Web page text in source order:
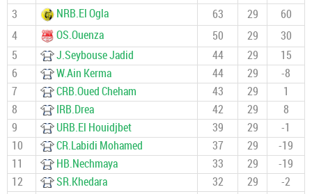
3
NRB.El Ogla 63 29
60
4
OS.Ouenza 50 29
30
5
J.Seybouse Jadid 44 29
15
6
W.Ain Kerma 44 29
-8
7
CRB.Oued Cheham 43 29
1
8
IRB.Drea 42 29
8
9
URB.El Houidjbet 39 29
-1
10
CR.Labidi Mohamed 37 29
-19
11
HB.Nechmaya 33 29
-19
12
SR.Khedara 32 29
-2